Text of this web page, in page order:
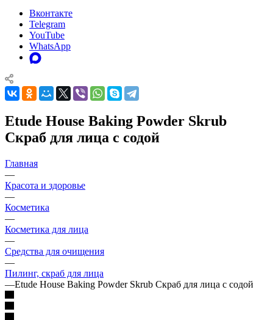
Вконтакте
Telegram
YouTube
WhatsApp
Etude House Baking Powder Skrub
Скраб для лица с содой
Главная
—
Красота и здоровье
—
Косметика
—
Косметика для лица
—
Средства для очищения
—
Пилинг, скраб для лица
—Etude House Baking Powder Skrub Скраб для лица с содой